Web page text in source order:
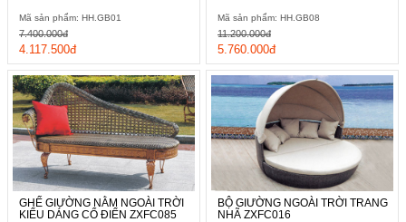
Mã sản phẩm: HH.GB01
4.117.500đ
7.400.000đ
Mã sản phẩm: HH.GB08
5.760.000đ
11.200.000đ
GHẾ GIƯỜNG NẰM NGOÀI TRỜI
KIỂU DÁNG CỔ ĐIỂN ZXFC085
BỘ GIƯỜNG NGOÀI TRỜI TRANG
NHÃ ZXFC016